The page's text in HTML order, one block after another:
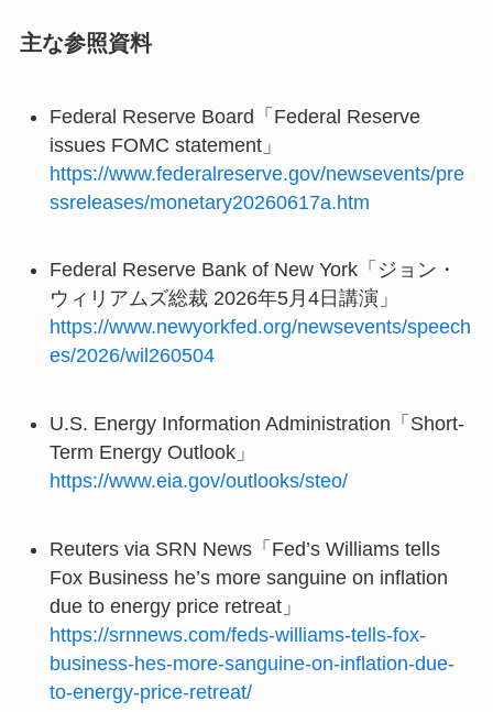
主な参照資料
Federal Reserve Board「Federal Reserve
issues FOMC statement」
https://www.federalreserve.gov/newsevents/pre
ssreleases/monetary20260617a.htm
Federal Reserve Bank of New York「ジョン・
ウィリアムズ総裁 2026年5月4日講演」
https://www.newyorkfed.org/newsevents/speech
es/2026/wil260504
U.S. Energy Information Administration「Short-
Term Energy Outlook」
https://www.eia.gov/outlooks/steo/
Reuters via SRN News「Fed’s Williams tells
Fox Business he’s more sanguine on inflation
due to energy price retreat」
https://srnnews.com/feds-williams-tells-fox-
business-hes-more-sanguine-on-inflation-due-
to-energy-price-retreat/